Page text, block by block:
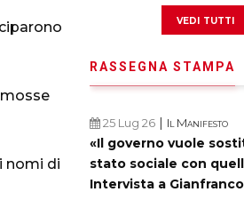
nomi di
vedi tutti
RASSEGNA STAMPA
25 Lug 26| Il Manifesto
«Il governo vuole
stato sociale con
Intervista a